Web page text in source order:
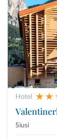
Hotel
Siusi